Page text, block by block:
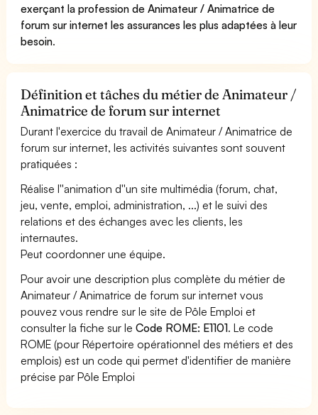
exerçant la profession de Animateur / Animatrice de
forum sur internet les assurances les plus adaptées à leur
besoin.
Définition et tâches du métier de Animateur /
Animatrice de forum sur internet
Durant l'exercice du travail de Animateur / Animatrice de
forum sur internet, les activités suivantes sont souvent
pratiquées :
Réalise l''animation d''un site multimédia (forum, chat,
jeu, vente, emploi, administration, ...) et le suivi des
relations et des échanges avec les clients, les
internautes.
Peut coordonner une équipe.
Pour avoir une description plus complète du métier de
Animateur / Animatrice de forum sur internet vous
pouvez vous rendre sur le site de Pôle Emploi et
consulter la fiche sur leCode ROME: E1101. Le code
ROME (pour Répertoire opérationnel des métiers et des
emplois) est un code qui permet d'identifier de manière
précise par Pôle Emploi